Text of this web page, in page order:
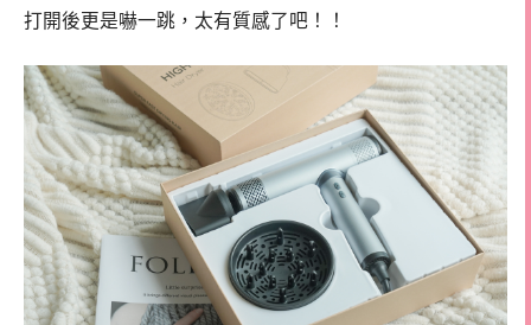
打開後更是嚇一跳，太有質感了吧！！